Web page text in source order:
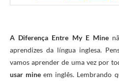
A Diferença Entre My E Mine
aprendizes da língua inglesa.
vamos aprender de uma vez por
usar mine em inglês. Lembrando